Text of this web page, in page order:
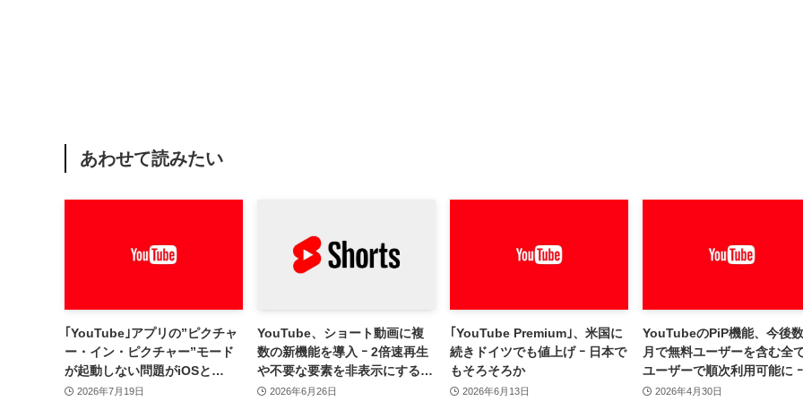
あわせて読みたい
｢YouTube｣アプリの”ピクチャ
ー・イン・ピクチャー”モード
が起動しない問題がiOSと
Androidで発生中
2026年7月19日
YouTube、ショート動画に複
数の新機能を導入 ｰ 2倍速再生
や不要な要素を非表示にするク
リアスクリーンなど
2026年6月26日
｢YouTube Premium｣、米国に
続きドイツでも値上げ ｰ 日本で
もそろそろか
2026年6月13日
YouTubeのPiP機能、今後
月で無料ユーザーを含む全
ユーザーで順次利用可能に
楽以外の長尺コンテンツ限定
2026年4月30日